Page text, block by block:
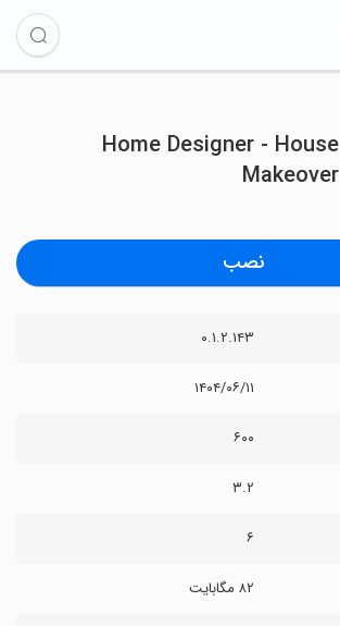
Home Designer - House
Makeover
نصب
۰.۱.۲.۱۴۳
۱۴۰۴/۰۶/۱۱
۶۰۰
۳.۲
۶
۸۲ مگابایت